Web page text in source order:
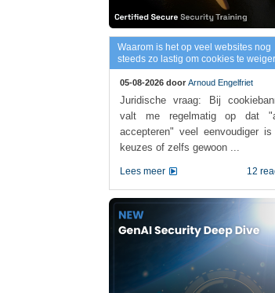
Waarom is het op veel websites nog
steeds zo lastig om cookies te
05-08-2026 door Arnoud Engelfriet
Juridische vraag: Bij
valt me regelmatig op dat
accepteren" veel eenvoudiger is
keuzes of zelfs gewoon ...
12
Lees meer